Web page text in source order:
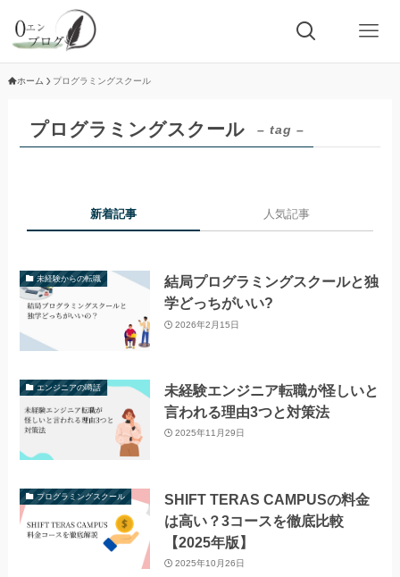
ホーム プログラミングスクール
プログラミングスクール – tag –
新着記事 人気記事
未経験からの転職
結局プログラミングスクールと独
学どっちがいい?
2026年2月15日
エンジニアの噂話
未経験エンジニア転職が怪しいと
言われる理由3つと対策法
2025年11月29日
プログラミングスクール
SHIFT TERAS CAMPUSの料金
は高い？3コースを徹底比較
【2025年版】
2025年10月26日